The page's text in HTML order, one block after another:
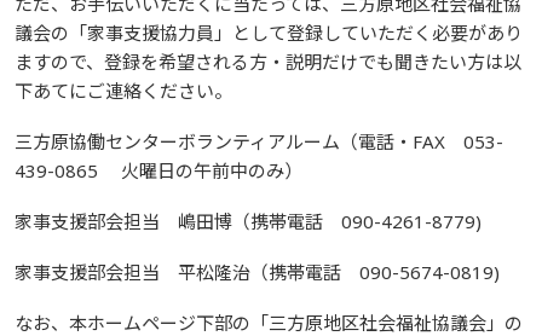
議会の「家事支援協力員」として登録していただく必要があり
ますので、登録を希望される方・説明だけでも聞きたい方は以
下あてにご連絡ください。
三方原協働センターボランティアルーム（電話・FAX 053-
439-0865 火曜日の午前中のみ）
家事支援部会担当 嶋田博（携帯電話 090-4261-8779)
家事支援部会担当 平松隆治（携帯電話 090-5674-0819)
なお、本ホームページ下部の「三方原地区社会福祉協議会」の